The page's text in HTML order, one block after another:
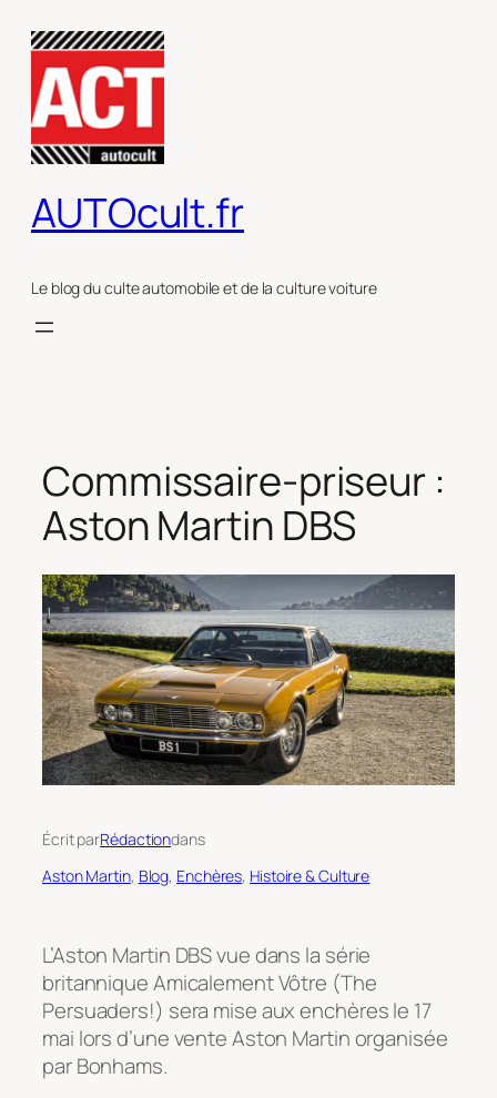
contenu
AUTOcult.fr
Le blog du culte automobile et de la culture voiture
Commissaire-priseur :
Aston Martin DBS
Écrit parRédactiondans
Aston Martin, Blog, Enchères, Histoire & Culture
L’Aston Martin DBS vue dans la série
britannique Amicalement Vôtre (The
Persuaders!) sera mise aux enchères le 17
mai lors d’une vente Aston Martin organisée
par Bonhams.